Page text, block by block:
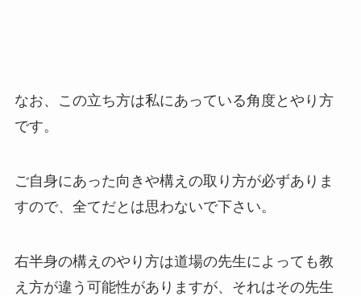
なお、この立ち方は私にあっている角度とやり方
です。
ご自身にあった向きや構えの取り方が必ずありま
すので、全てだとは思わないで下さい。
右半身の構えのやり方は道場の先生によっても教
え方が違う可能性がありますが、それはその先生